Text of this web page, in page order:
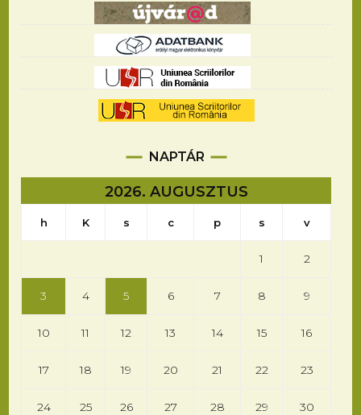
NAPTÁR
2026. AUGUSZTUS
h K s c p s v
1 2
3 4 5 6 7 8 9
10 11 12 13 14 15 16
17 18 19 20 21 22 23
24 25 26 27 28 29 30